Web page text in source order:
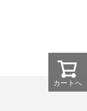
カートへ